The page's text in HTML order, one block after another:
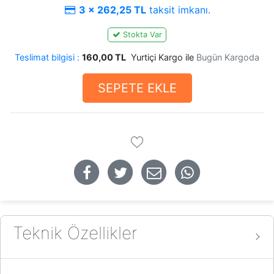
3 x 262,25 TL taksit imkanı.
Stokta Var
Teslimat bilgisi : 160,00 TL Yurtiçi Kargo ile Bugün Kargoda
SEPETE EKLE
Teknik Özellikler